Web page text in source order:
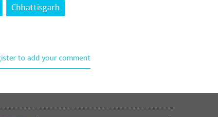
Chhattisgarh
to add your comment